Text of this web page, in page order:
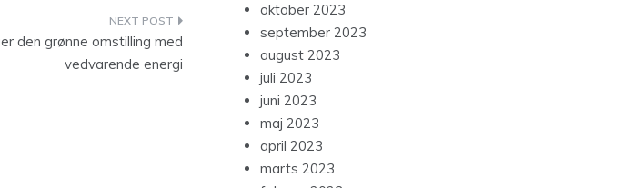
den grønne omstilling med
vedvarende energi
oktober 2023
september 2023
august 2023
juli 2023
juni 2023
maj 2023
april 2023
marts 2023